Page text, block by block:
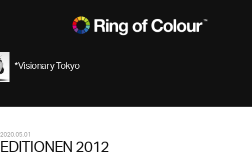
*Visionary Tokyo
2020.05.01
EDITIONEN 2012